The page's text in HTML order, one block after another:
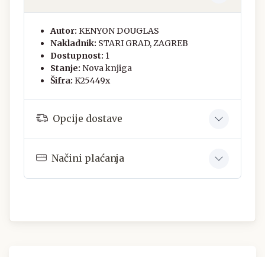
Autor: KENYON DOUGLAS
Nakladnik: STARI GRAD, ZAGREB
Dostupnost: 1
Stanje: Nova knjiga
Šifra: K25449x
Opcije dostave
Načini plaćanja